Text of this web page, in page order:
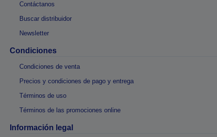
Contáctanos
Buscar distribuidor
Newsletter
Condiciones
Condiciones de venta
Precios y condiciones de pago y entrega
Términos de uso
Términos de las promociones online
Información legal